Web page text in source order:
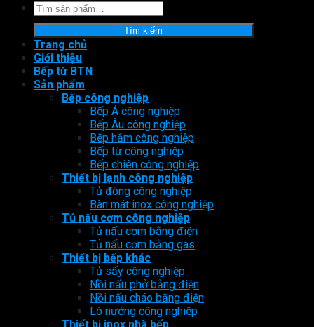
Tìm
kiếm:
Tìm kiếm
Trang chủ
Giới thiệu
Bếp từ BTN
Sản phẩm
Bếp công nghiệp
Bếp Á công nghiệp
Bếp Âu công nghiệp
Bếp hầm công nghiệp
Bếp từ công nghiệp
Bếp chiên công nghiệp
Thiết bị lạnh công nghiệp
Tủ đông công nghiệp
Bàn mát inox công nghiệp
Tủ nấu cơm công nghiệp
Tủ nấu cơm bằng điện
Tủ nấu cơm bằng gas
Thiết bị bếp khác
Tủ sấy công nghiệp
Nồi nấu phở bằng điện
Nồi nấu cháo bằng điện
Lò nướng công nghiệp